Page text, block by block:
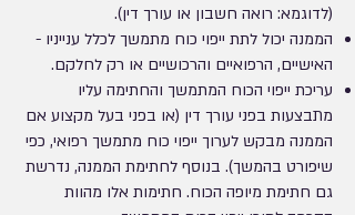
(לדוגמא: רואה חשבון או עורך דין).
הממנה יכול לתת ייפוי כוח מתמשך לכלל ענייניו -
האישיים, הרפואיים והרכושיים או רק לחלקם.
עריכת ייפוי הכוח המתמשך והחתימה עליו
מתבצעות בפני עורך דין (או בפני בעל מקצוע אם
הממנה מבקש לערוך ייפוי כוח מתמשך רפואי, כפי
שיפורט בהמשך). בנוסף לחתימת הממנה, נדרשת
גם חתימת מיופה הכוח. חתימות אלו מהוות